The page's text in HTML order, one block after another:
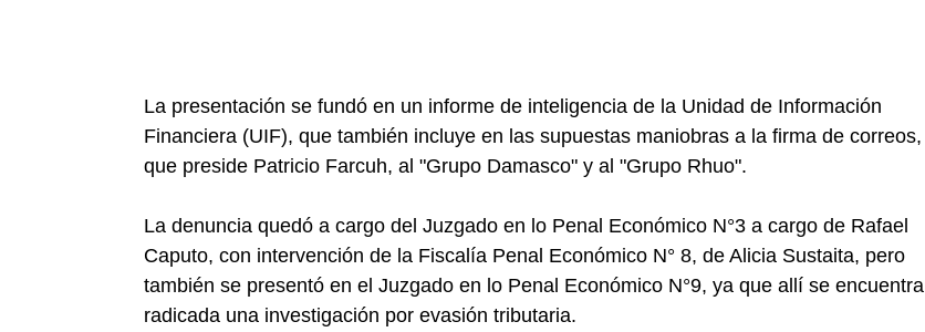
La presentación se fundó en un informe de inteligencia de la Unidad de Información
Financiera (UIF), que también incluye en las supuestas maniobras a la firma de correos,
que preside Patricio Farcuh, al "Grupo Damasco" y al "Grupo Rhuo".
La denuncia quedó a cargo del Juzgado en lo Penal Económico N°3 a cargo de Rafael
Caputo, con intervención de la Fiscalía Penal Económico N° 8, de Alicia Sustaita, pero
también se presentó en el Juzgado en lo Penal Económico N°9, ya que allí se encuentra
radicada una investigación por evasión tributaria.